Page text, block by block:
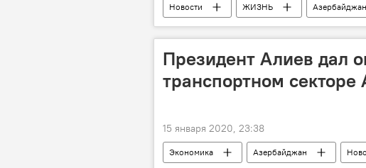
Новости ЖИЗНЬ Азербайджан
Рената Литвинова
День рождения
Президент Алиев дал
транспортном
15 января 2020, 23:38
Экономика Азербайджан